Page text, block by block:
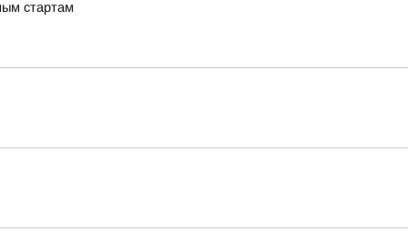
стартам